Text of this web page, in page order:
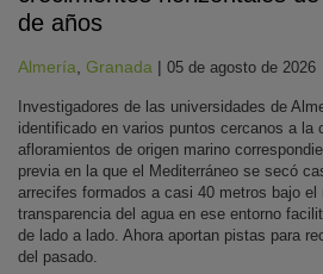
de años
Almería Granada | 05 de agosto de 2026
Investigadores de las universidades de
identificado en varios puntos cercanos a la
afloramientos de origen marino
previa en la que el Mediterráneo se secó
arrecifes formados a casi 40 metros bajo el
transparencia del agua en ese entorno
de lado a lado. Ahora aportan pistas para
del pasado.